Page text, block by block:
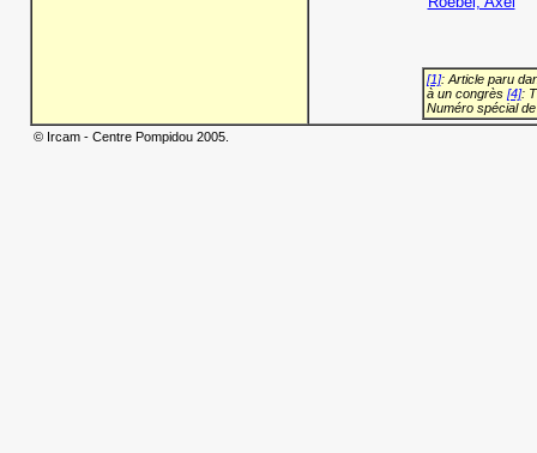
[1]: Article paru
à un congrès [4]:
Numéro spécial
© Ircam - Centre Pompidou 2005.